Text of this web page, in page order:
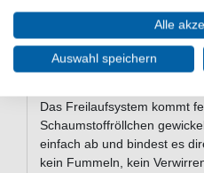
kurz aufzunehmen, ohne
Das führt zu sichereren
vorsichtigen Friedfischen
Das Freilaufsystem kommt
Schaumstoffröllchen
einfach ab und bindest es
kein Fummeln, kein
Alle
Auswahl speichern